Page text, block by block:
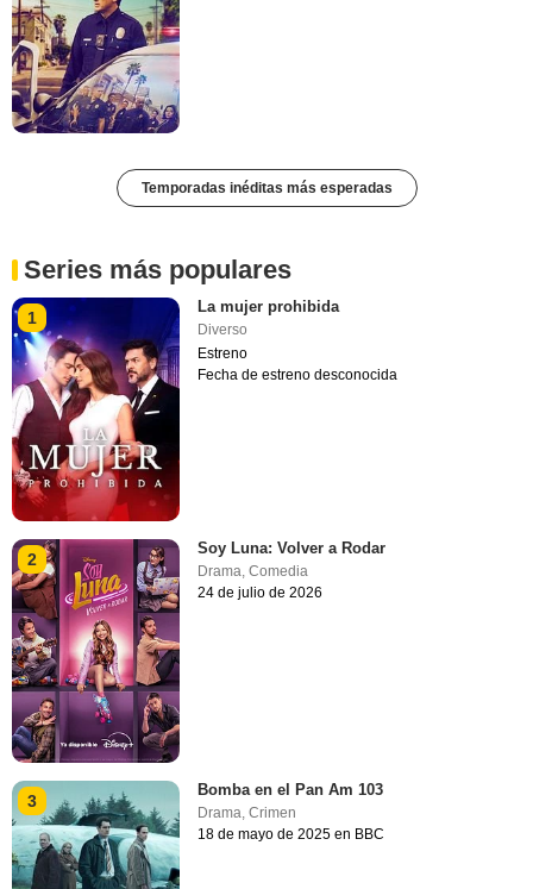
Temporadas inéditas más esperadas
Series más populares
1
La mujer prohibida
Diverso
Estreno
Fecha de estreno desconocida
2
Soy Luna: Volver a Rodar
Drama,Comedia
24 de julio de 2026
3
Bomba en el Pan Am 103
Drama,Crimen
18 de mayo de 2025 en BBC